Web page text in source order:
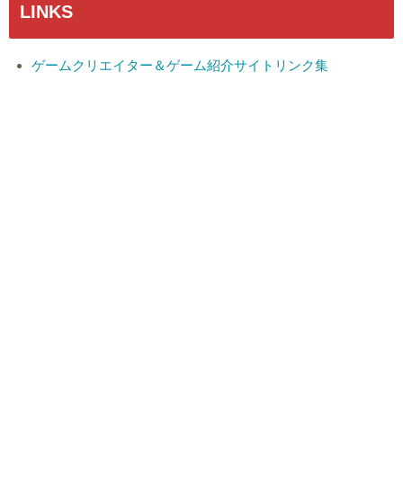
LINKS
ゲームクリエイター＆ゲーム紹介サイトリンク集